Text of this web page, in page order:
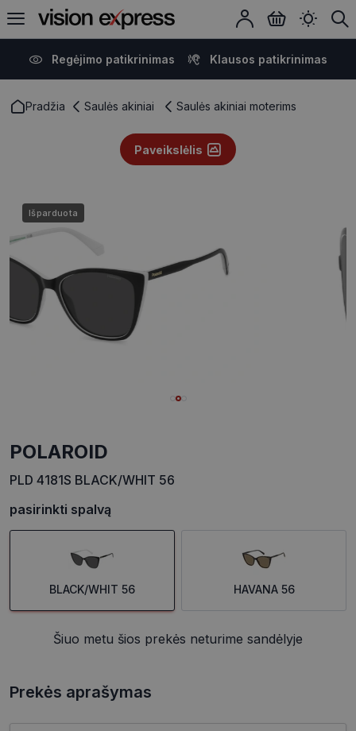
Regėjimo patikrinimas Klausos patikrinimas
Pradžia Saulės akiniai Saulės akiniai moterims
Paveikslėlis
Išparduota
POLAROID
PLD 4181S BLACK/WHIT 56
pasirinkti spalvą
BLACK/WHIT 56 HAVANA 56
Šiuo metu šios prekės neturime sandėlyje
Prekės aprašymas